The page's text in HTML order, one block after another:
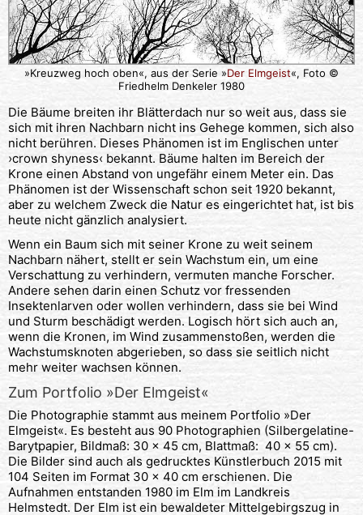
»Kreuzweg hoch oben«, aus der Serie »Der Elmgeist«, Foto ©
Friedhelm Denkeler 1980
Die Bäume breiten ihr Blätterdach nur so weit aus, dass sie
sich mit ihren Nachbarn nicht ins Gehege kommen, sich also
nicht berühren. Dieses Phänomen ist im Englischen unter
›crown shyness‹ bekannt. Bäume halten im Bereich der
Krone einen Abstand von ungefähr einem Meter ein. Das
Phänomen ist der Wissenschaft schon seit 1920 bekannt,
aber zu welchem Zweck die Natur es eingerichtet hat, ist bis
heute nicht gänzlich analysiert.
Wenn ein Baum sich mit seiner Krone zu weit seinem
Nachbarn nähert, stellt er sein Wachstum ein, um eine
Verschattung zu verhindern, vermuten manche Forscher.
Andere sehen darin einen Schutz vor fressenden
Insektenlarven oder wollen verhindern, dass sie bei Wind
und Sturm beschädigt werden. Logisch hört sich auch an,
wenn die Kronen, im Wind zusammenstoßen, werden die
Wachstumsknoten abgerieben, so dass sie seitlich nicht
mehr weiter wachsen können.
Zum Portfolio »Der Elmgeist«
Die Photographie stammt aus meinem Portfolio »Der
Elmgeist«. Es besteht aus 90 Photographien (Silbergelatine-
Barytpapier, Bildmaß: 30 x 45 cm, Blattmaß: 40 x 55 cm).
Die Bilder sind auch als gedrucktes Künstlerbuch 2015 mit
104 Seiten im Format 30 × 40 cm erschienen. Die
Aufnahmen entstanden 1980 im Elm im Landkreis
Helmstedt. Der Elm ist ein bewaldeter Mittelgebirgszug in